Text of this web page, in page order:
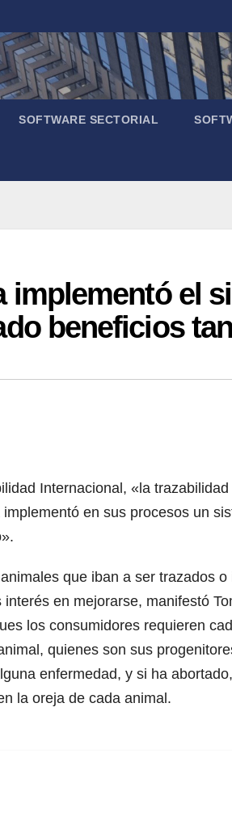
SOFTWARE SECTORIAL
implementó el
beneficios
Internacional, «la
en sus procesos un
que iban a ser trazados
en mejorarse, manifestó
los consumidores requieren
quienes son sus
enfermedad, y si ha
la oreja de cada animal.